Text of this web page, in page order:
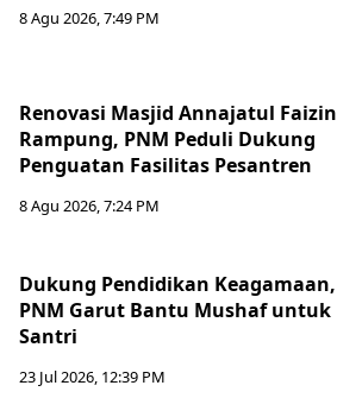
8 Agu 2026, 7:49 PM
Renovasi Masjid Annajatul Faizin
Rampung, PNM Peduli Dukung
Penguatan Fasilitas Pesantren
8 Agu 2026, 7:24 PM
Dukung Pendidikan Keagamaan,
PNM Garut Bantu Mushaf untuk
Santri
23 Jul 2026, 12:39 PM